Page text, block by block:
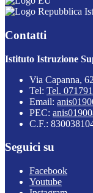
Contatti
Istituto Istruzione
Via Capanna,
Tel: Tel.
Email:
PEC:
C.F.:
Seguici su
Facebook
Youtube